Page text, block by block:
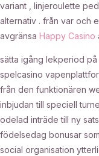
variant , linjeroulette
alternativ . från var och
avgränsa Happy Casino
sätta igång lekperiod
spelcasino
från den funktionären
inbjudan till speciell
odelad inträde till ny
födelsedag bonusar
social organisation